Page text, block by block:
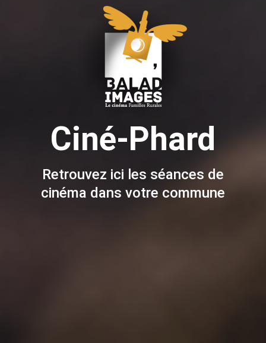
Ciné-Phard
Retrouvez ici les séances de
cinéma dans votre commune